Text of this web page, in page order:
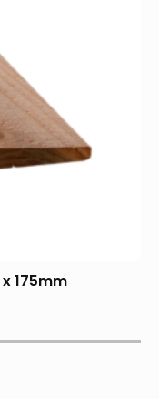
175mm